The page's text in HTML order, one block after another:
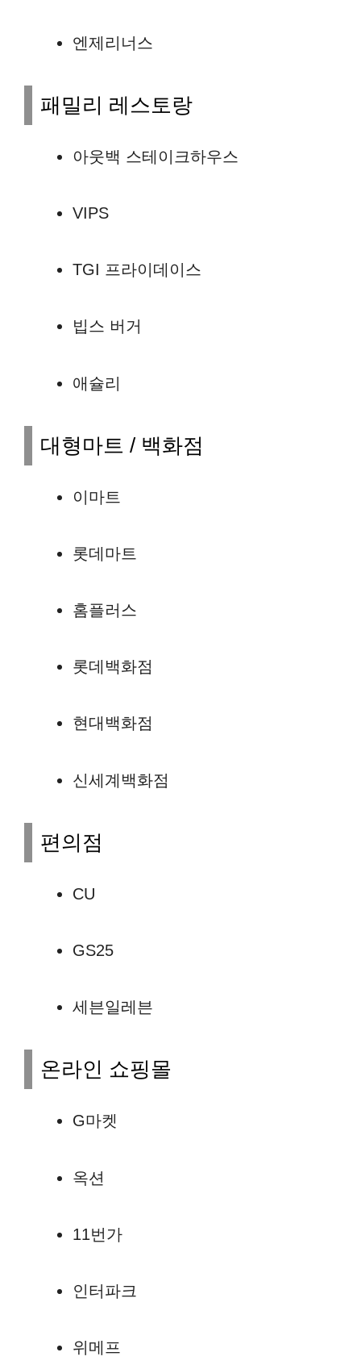
엔제리너스
패밀리 레스토랑
아웃백 스테이크하우스
VIPS
TGI 프라이데이스
빕스 버거
애슐리
대형마트 / 백화점
이마트
롯데마트
홈플러스
롯데백화점
현대백화점
신세계백화점
편의점
CU
GS25
세븐일레븐
온라인 쇼핑몰
G마켓
옥션
11번가
인터파크
위메프